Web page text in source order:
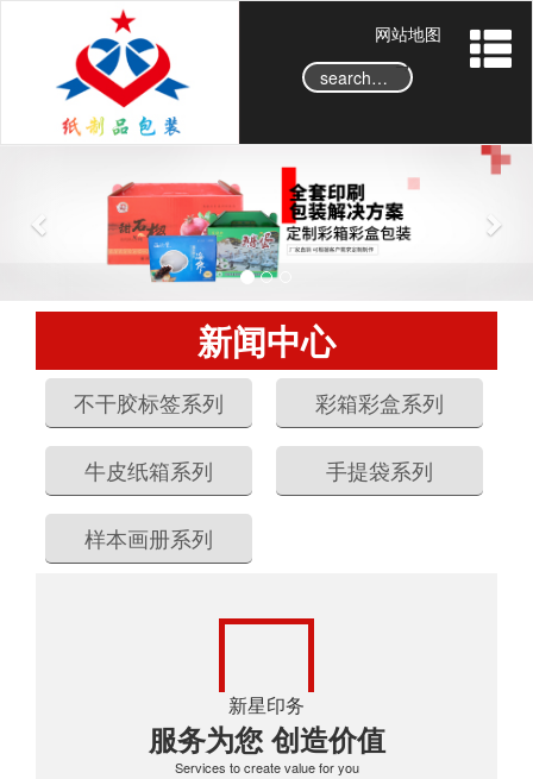
网站地图
→
e
N
x
新闻中心
不干胶标签系列 彩箱彩盒系列
牛皮纸箱系列 手提袋系列
样本画册系列
新星印务
服务为您 创造价值
Services to create value for you